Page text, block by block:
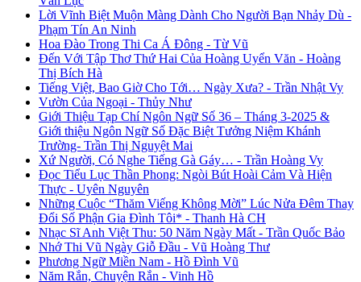
Lời Vĩnh Biệt Muộn Màng Dành Cho Người Bạn Nhảy Dù -
Phạm Tín An Ninh
Hoa Đào Trong Thi Ca Á Đông - Từ Vũ
Đến Với Tập Thơ Thứ Hai Của Hoàng Uyển Văn - Hoàng
Thị Bích Hà
Tiếng Việt, Bao Giờ Cho Tới… Ngày Xưa? - Trần Nhật Vy
Vườn Của Ngoại - Thủy Như
Giới Thiệu Tạp Chí Ngôn Ngữ Số 36 – Tháng 3-2025 &
Giới thiệu Ngôn Ngữ Số Đặc Biệt Tưởng Niệm Khánh
Trường- Trần Thị Nguyệt Mai
Xứ Người, Có Nghe Tiếng Gà Gáy… - Trần Hoàng Vy
Đọc Tiểu Lục Thần Phong: Ngòi Bút Hoài Cảm Và Hiện
Thực - Uyên Nguyên
Những Cuộc “Thăm Viếng Không Mời” Lúc Nửa Đêm Thay
Đổi Số Phận Gia Đình Tôi* - Thanh Hà CH
Nhạc Sĩ Anh Việt Thu: 50 Năm Ngày Mất - Trần Quốc Bảo
Nhớ Thi Vũ Ngày Giỗ Đầu - Vũ Hoàng Thư
Phương Ngữ Miền Nam - Hồ Đình Vũ
Năm Rắn, Chuyện Rắn - Vinh Hồ